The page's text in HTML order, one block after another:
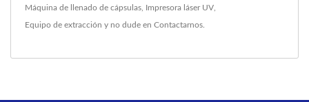
Máquina de llenado de cápsulas Impresora láser UV
Equipo de extracción y no dude en Contactarnos